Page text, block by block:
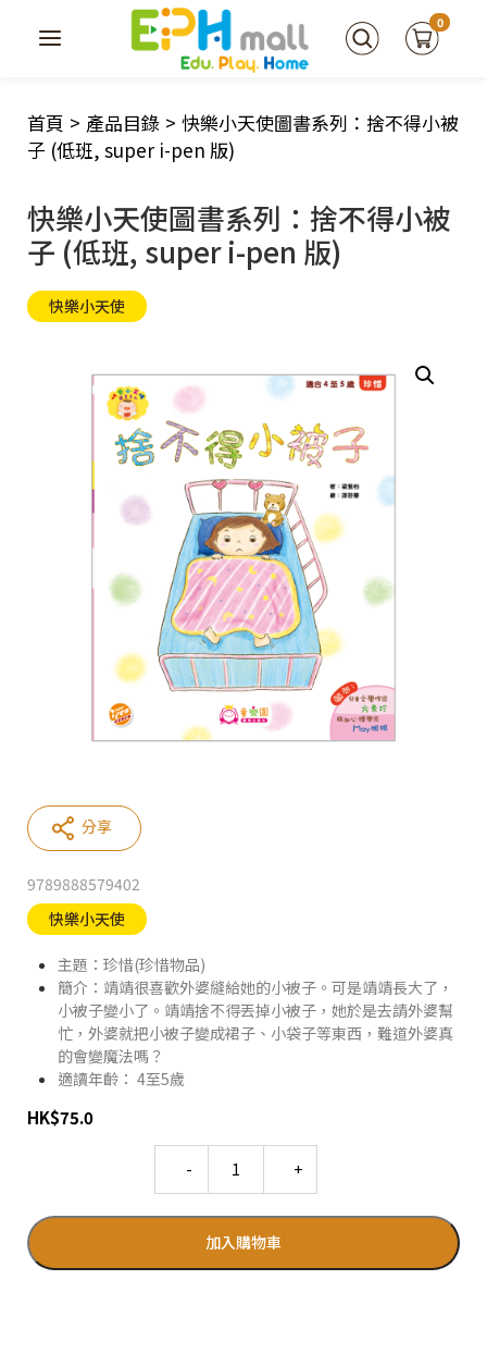
0
首頁 > 產品目錄 > 快樂小天使圖書系列：捨不得小被
子 (低班, super i-pen 版)
快樂小天使圖書系列：捨不得小被
子 (低班, super i-pen 版)
快樂小天使
9789888579402
快樂小天使
主題：珍惜(珍惜物品)
簡介：靖靖很喜歡外婆縫給她的小被子。可是靖靖長大了，
小被子變小了。靖靖捨不得丟掉小被子，她於是去請外婆幫
忙，外婆就把小被子變成裙子、小袋子等東西，難道外婆真
的會變魔法嗎？
適讀年齡： 4至5歲
HK$75.0
加入購物車
分享